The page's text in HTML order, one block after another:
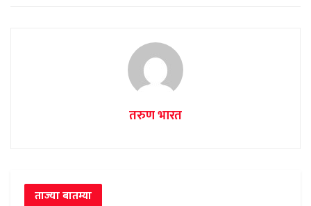
तरुण भारत
ताज्या बातम्या